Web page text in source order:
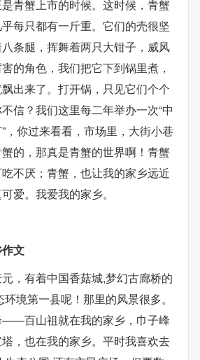
青蟹上市的时候。这时候，青蟹
每只都有一斤重。它们的壳很坚
条腿，挥舞着两只大钳子，威风
的角色，我们把它下到锅里煮，
出来了。打开锅，只见它们个个
信？我们这里每二年举办一次“中
，你过来看看，市场里，大街小巷
的，那真是青蟹的世界啊！青蟹
不厌；青蟹，也让我的家乡远近
爱。我爱我的家乡。
文
，有着中国香菇城,梦幻古廊桥的
境第一县呢！那里的风景很多。
——百山祖就在我的家乡，巾子峰
，也在我的家乡。平时我喜欢去